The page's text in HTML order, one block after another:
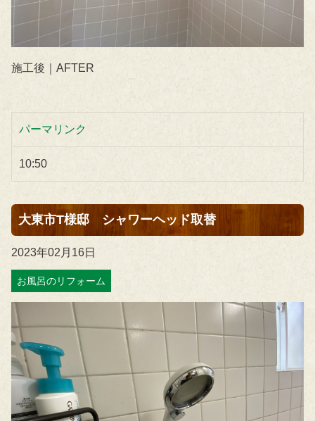
施工後｜AFTER
パーマリンク
10:50
大東市T様邸 シャワーヘッド取替
2023年02月16日
お風呂のリフォーム